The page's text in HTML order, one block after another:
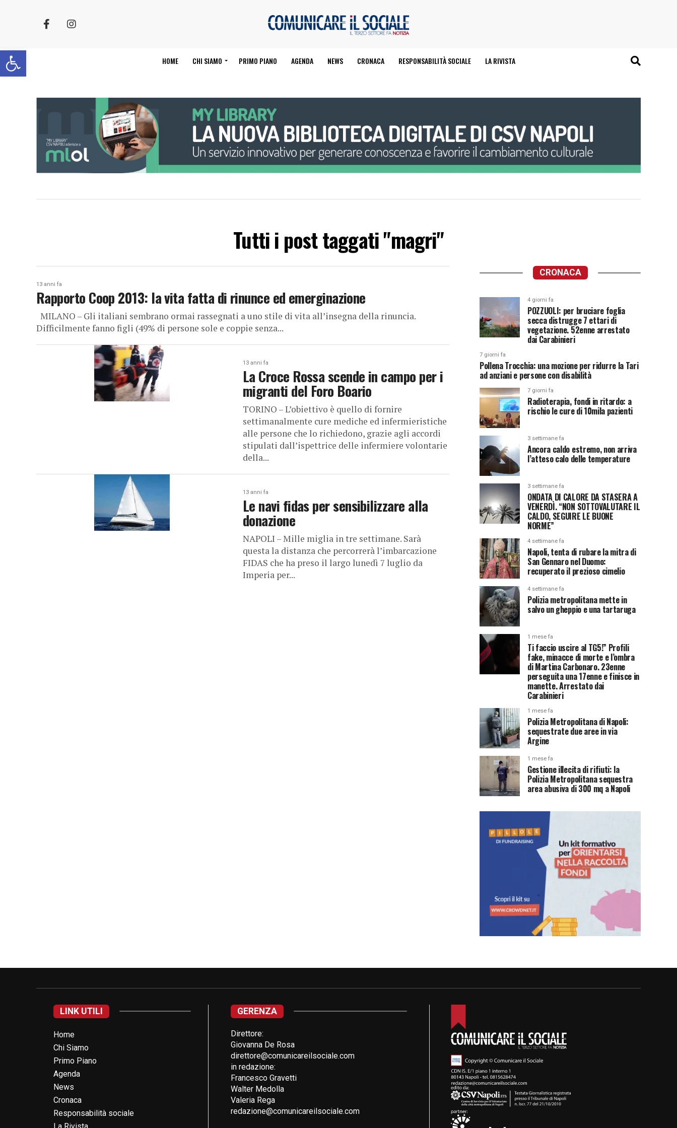
Apri la barra degli strumenti HOME CHI SIAMO PRIMO PIANO AGENDA NEWS CRONACA RESPONSABILITÀ SOCIALE LA RIVISTA
Tutti i post taggati "magri"
13 anni fa
Rapporto Coop 2013: la vita fatta di rinunce ed emerginazione
MILANO – Gli italiani sembrano ormai rassegnati a uno stile di vita all’insegna della rinuncia.
Difficilmente fanno figli (49% di persone sole e coppie senza...
13 anni fa
La Croce Rossa scende in campo per i
migranti del Foro Boario
TORINO – L’obiettivo è quello di fornire
settimanalmente cure mediche ed infermieristiche
alle persone che lo richiedono, grazie agli accordi
stipulati dall’ispettrice delle infermiere volontarie
della...
13 anni fa
Le navi fidas per sensibilizzare alla
donazione
NAPOLI – Mille miglia in tre settimane. Sarà
questa la distanza che percorrerà l’imbarcazione
FIDAS che ha preso il largo lunedì 7 luglio da
Imperia per...
CRONACA
4 giorni fa
POZZUOLI: per bruciare foglia
secca distrugge 7 ettari di
vegetazione. 52enne arrestato
dai Carabinieri
7 giorni fa
Pollena Trocchia: una mozione per ridurre la Tari
ad anziani e persone con disabilità
7 giorni fa
Radioterapia, fondi in ritardo: a
rischio le cure di 10mila pazienti
3 settimane fa
Ancora caldo estremo, non arriva
l’atteso calo delle temperature
3 settimane fa
ONDATA DI CALORE DA STASERA A
VENERDÌ. “NON SOTTOVALUTARE IL
CALDO, SEGUIRE LE BUONE
NORME”
4 settimane fa
Napoli, tenta di rubare la mitra di
San Gennaro nel Duomo:
recuperato il prezioso cimelio
4 settimane fa
Polizia metropolitana mette in
salvo un gheppio e una tartaruga
1 mese fa
Ti faccio uscire al TG5!” Profili
fake, minacce di morte e l’ombra
di Martina Carbonaro. 23enne
perseguita una 17enne e finisce in
manette. Arrestato dai
Carabinieri
1 mese fa
Polizia Metropolitana di Napoli:
sequestrate due aree in via
Argine
1 mese fa
Gestione illecita di rifiuti: la
Polizia Metropolitana sequestra
area abusiva di 300 mq a Napoli
LINK UTILI
Home
Chi Siamo
Primo Piano
Agenda
News
Cronaca
Responsabilità sociale
GERENZA
Direttore:
Giovanna De Rosa
direttore@comunicareilsociale.com
in redazione:
Francesco Gravetti
Walter Medolla
Valeria Rega
redazione@comunicareilsociale.com